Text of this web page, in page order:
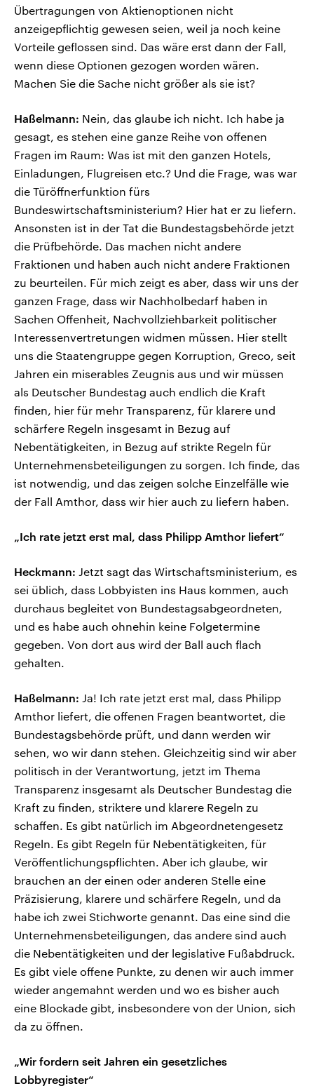
Übertragungen von Aktienoptionen nicht
anzeigepflichtig gewesen seien, weil ja noch keine
Vorteile geflossen sind. Das wäre erst dann der Fall,
wenn diese Optionen gezogen worden wären.
Machen Sie die Sache nicht größer als sie ist?
Haßelmann: Nein, das glaube ich nicht. Ich habe ja
gesagt, es stehen eine ganze Reihe von offenen
Fragen im Raum: Was ist mit den ganzen Hotels,
Einladungen, Flugreisen etc.? Und die Frage, was war
die Türöffnerfunktion fürs
Bundeswirtschaftsministerium? Hier hat er zu liefern.
Ansonsten ist in der Tat die Bundestagsbehörde jetzt
die Prüfbehörde. Das machen nicht andere
Fraktionen und haben auch nicht andere Fraktionen
zu beurteilen. Für mich zeigt es aber, dass wir uns der
ganzen Frage, dass wir Nachholbedarf haben in
Sachen Offenheit, Nachvollziehbarkeit politischer
Interessenvertretungen widmen müssen. Hier stellt
uns die Staatengruppe gegen Korruption, Greco, seit
Jahren ein miserables Zeugnis aus und wir müssen
als Deutscher Bundestag auch endlich die Kraft
finden, hier für mehr Transparenz, für klarere und
schärfere Regeln insgesamt in Bezug auf
Nebentätigkeiten, in Bezug auf strikte Regeln für
Unternehmensbeteiligungen zu sorgen. Ich finde, das
ist notwendig, und das zeigen solche Einzelfälle wie
der Fall Amthor, dass wir hier auch zu liefern haben.
„Ich rate jetzt erst mal, dass Philipp Amthor liefert“
Heckmann: Jetzt sagt das Wirtschaftsministerium, es
sei üblich, dass Lobbyisten ins Haus kommen, auch
durchaus begleitet von Bundestagsabgeordneten,
und es habe auch ohnehin keine Folgetermine
gegeben. Von dort aus wird der Ball auch flach
gehalten.
Haßelmann: Ja! Ich rate jetzt erst mal, dass Philipp
Amthor liefert, die offenen Fragen beantwortet, die
Bundestagsbehörde prüft, und dann werden wir
sehen, wo wir dann stehen. Gleichzeitig sind wir aber
politisch in der Verantwortung, jetzt im Thema
Transparenz insgesamt als Deutscher Bundestag die
Kraft zu finden, striktere und klarere Regeln zu
schaffen. Es gibt natürlich im Abgeordnetengesetz
Regeln. Es gibt Regeln für Nebentätigkeiten, für
Veröffentlichungspflichten. Aber ich glaube, wir
brauchen an der einen oder anderen Stelle eine
Präzisierung, klarere und schärfere Regeln, und da
habe ich zwei Stichworte genannt. Das eine sind die
Unternehmensbeteiligungen, das andere sind auch
die Nebentätigkeiten und der legislative Fußabdruck.
Es gibt viele offene Punkte, zu denen wir auch immer
wieder angemahnt werden und wo es bisher auch
eine Blockade gibt, insbesondere von der Union, sich
da zu öffnen.
„Wir fordern seit Jahren ein gesetzliches
Lobbyregister“